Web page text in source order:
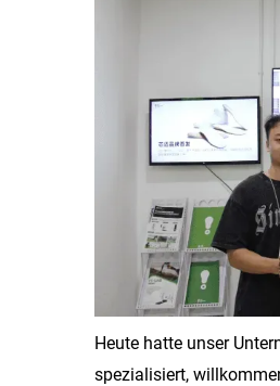
Heute hatte unser
spezialisiert,